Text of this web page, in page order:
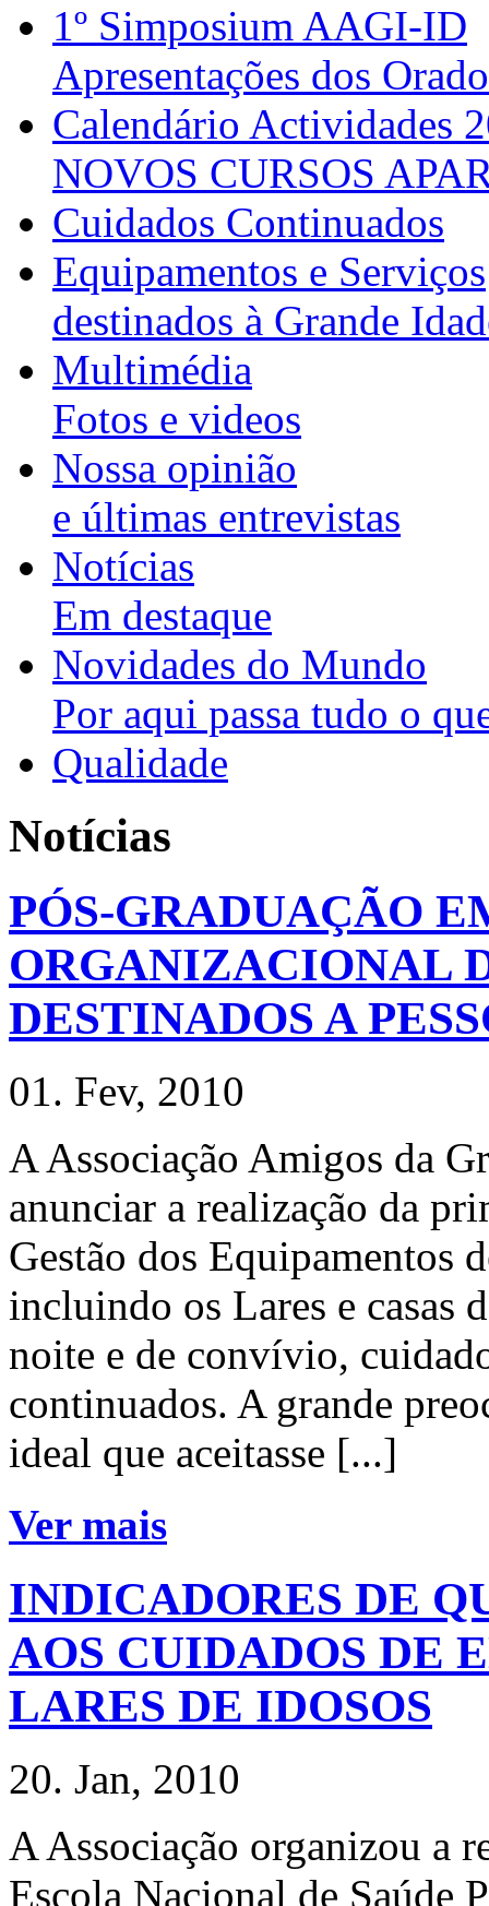
1º Simposium AAGI-ID
Apresentações dos
Calendário Actividades
NOVOS CURSOS
Cuidados Continuados
Equipamentos e Serviços
destinados à Grande
Multimédia
Fotos e videos
Nossa opinião
e últimas entrevistas
Notícias
Em destaque
Novidades do Mundo
Por aqui passa tudo o
Qualidade
Notícias
PÓS-GRADUAÇÃO
ORGANIZACIONAL
DESTINADOS A
01. Fev, 2010
A Associação Amigos da
anunciar a realização da
Gestão dos Equipamentos
incluindo os Lares e casas
noite e de convívio,
continuados. A grande
ideal que aceitasse [...]
Ver mais
INDICADORES DE
AOS CUIDADOS DE
LARES DE IDOSOS
20. Jan, 2010
A Associação organizou a
Escola Nacional de Saúde